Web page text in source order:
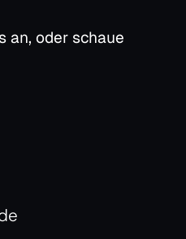
an, oder schaue